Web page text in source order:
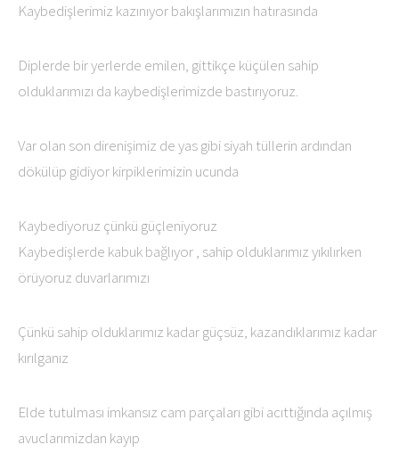
Kaybedişlerimiz kazınıyor bakışlarımızın hatırasında
Diplerde bir yerlerde emilen, gittikçe küçülen sahip
olduklarımızı da kaybedişlerimizde bastırıyoruz.
Var olan son direnişimiz de yas gibi siyah tüllerin ardından
dökülüp gidiyor kirpiklerimizin ucunda
Kaybediyoruz çünkü güçleniyoruz
Kaybedişlerde kabuk bağlıyor , sahip olduklarımız yıkılırken
örüyoruz duvarlarımızı
Çünkü sahip olduklarımız kadar güçsüz, kazandıklarımız kadar
kırılganız
Elde tutulması imkansız cam parçaları gibi acıttığında açılmış
avuclarımizdan kayıp